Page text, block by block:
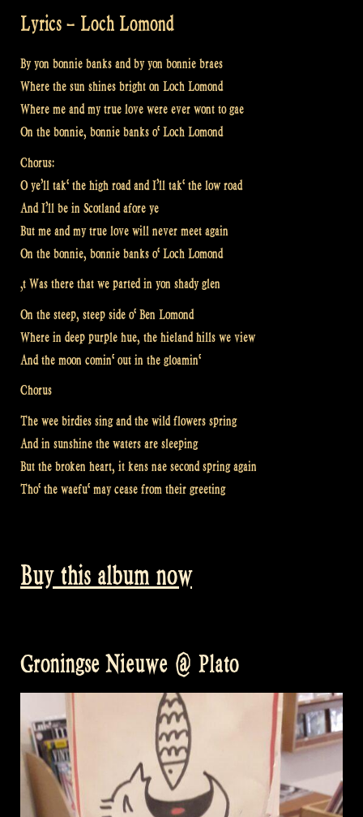
Lyrics – Loch Lomond
By yon bonnie banks and by yon bonnie braes
Where the sun shines bright on Loch Lomond
Where me and my true love were ever wont to gae
On the bonnie, bonnie banks o‘ Loch Lomond
Chorus:
O ye’ll tak‘ the high road and I’ll tak‘ the low road
And I’ll be in Scotland afore ye
But me and my true love will never meet again
On the bonnie, bonnie banks o‘ Loch Lomond
‚t Was there that we parted in yon shady glen
On the steep, steep side o‘ Ben Lomond
Where in deep purple hue, the hieland hills we view
And the moon comin‘ out in the gloamin‘
Chorus
The wee birdies sing and the wild flowers spring
And in sunshine the waters are sleeping
But the broken heart, it kens nae second spring again
Tho‘ the waefu‘ may cease from their greeting
Buy this album now
Groningse Nieuwe @ Plato